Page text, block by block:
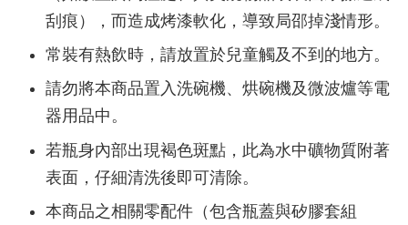
刮痕），而造成烤漆軟化，導致局邵掉淺情形。
常裝有熱飲時，請放置於兒童觸及不到的地方。
請勿將本商品置入洗碗機、烘碗機及微波爐等電
器用品中。
若瓶身內部出現褐色斑點，此為水中礦物質附著
表面，仔細清洗後即可清除。
本商品之相關零配件（包含瓶蓋與矽膠套組